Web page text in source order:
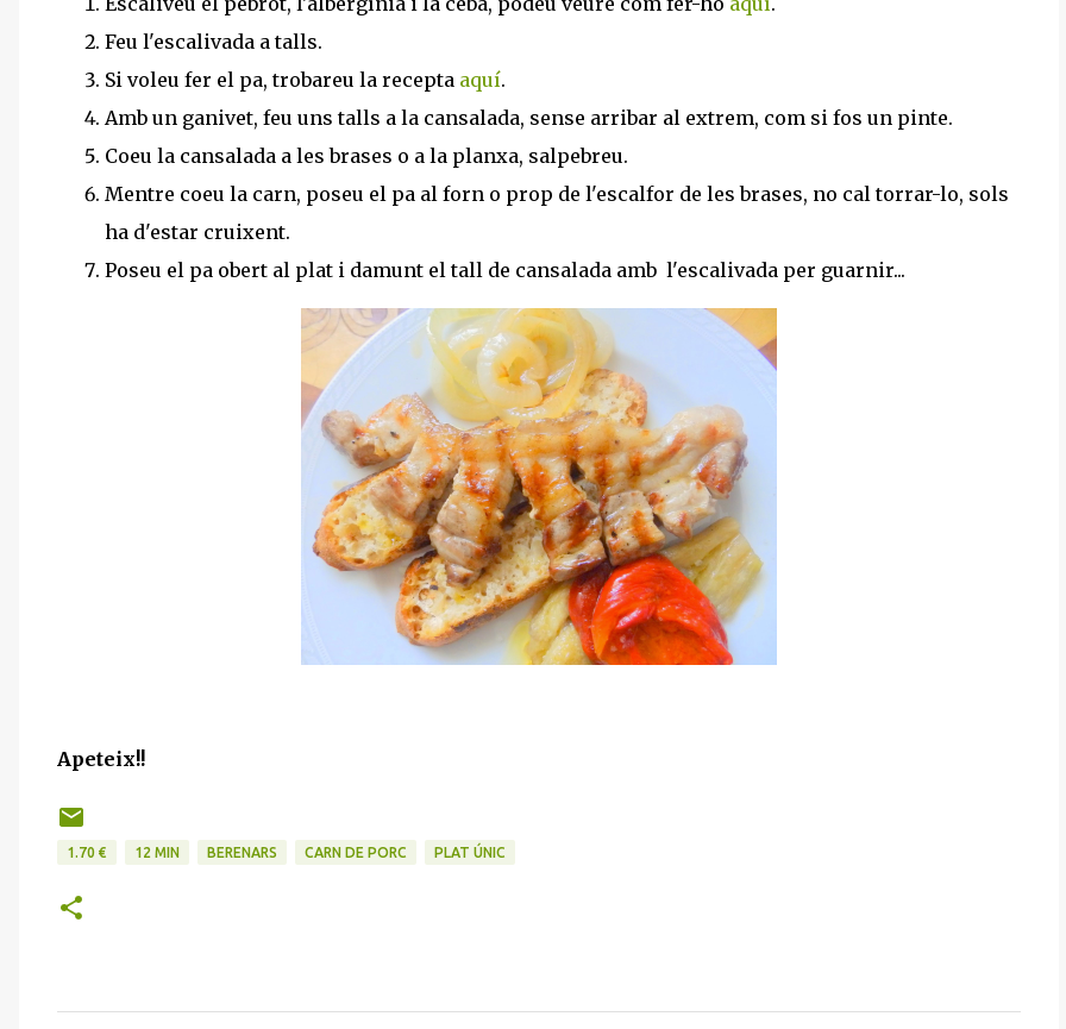
Feu l'escalivada a talls.
Si voleu fer el pa, trobareu la recepta aquí.
Amb un ganivet, feu uns talls a la cansalada, sense arribar al extrem, com si fos un pinte.
Coeu la cansalada a les brases o a la planxa, salpebreu.
Mentre coeu la carn, poseu el pa al forn o prop de l'escalfor de les brases, no cal torrar-lo, sols
ha d'estar cruixent.
Poseu el pa obert al plat i damunt el tall de cansalada amb l'escalivada per guarnir...
Apeteix!!
1.70 € 12 MIN BERENARS CARN DE PORC PLAT ÚNIC